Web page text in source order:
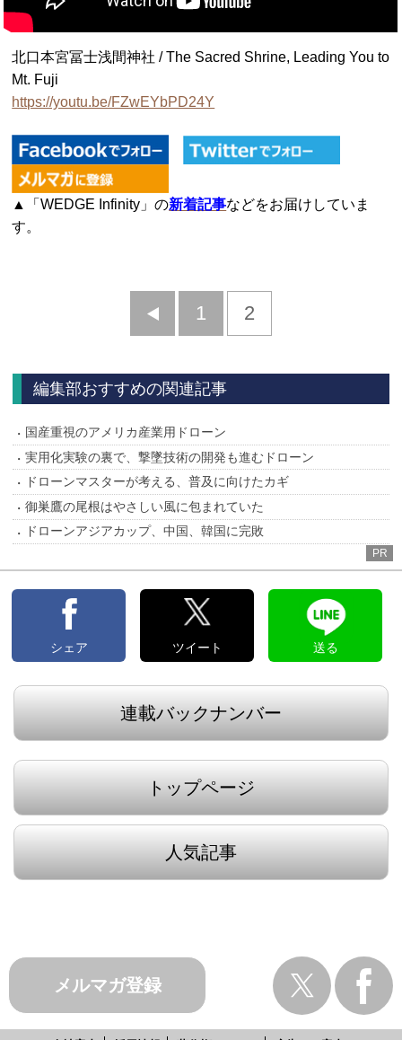
北口本宮冨士浅間神社 / The Sacred Shrine, Leading You to
Mt. Fuji
https://youtu.be/FZwEYbPD24Y
▲「WEDGE Infinity」の新着記事などをお届けしていま
す。
前
1 2
編集部おすすめの関連記事
国産重視のアメリカ産業用ドローン
実用化実験の裏で、撃墜技術の開発も進むドローン
ドローンマスターが考える、普及に向けたカギ
御巣鷹の尾根はやさしい風に包まれていた
ドローンアジアカップ、中国、韓国に完敗
PR
シェア ツイート 送る
連載バックナンバー
トップページ
人気記事
メルマガ登録